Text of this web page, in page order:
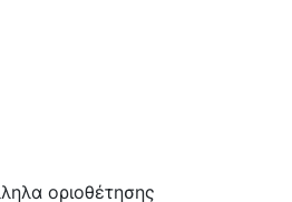
οριοθέτησης